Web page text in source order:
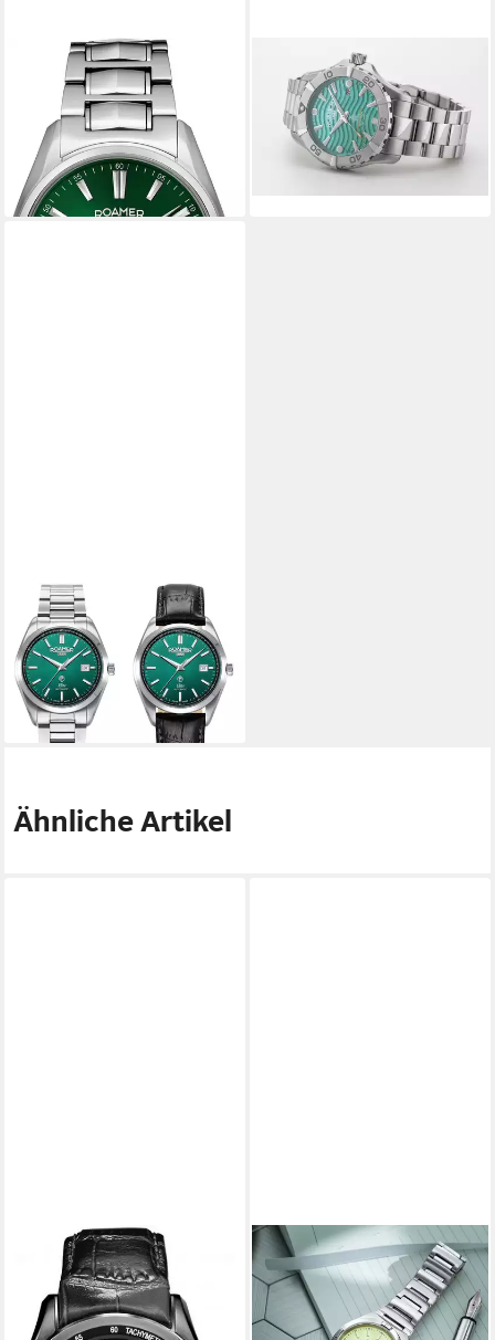
ROAMER
Schweizer Uhr Searock
Automatic
669,00 € UVP829,00 €
-19%
lieferbar - in 2-3 Werktagen bei dir
Schweizer Uhr Deep Sea
Automatic
779,00 €
lieferbar - in 3-4 Werktagen bei dir
ROAMER
Schweizer Uhr Elite, (Set, mit
Wechselband), Automatik
699,00 € UVP 769,00 €
-9%
lieferbar - in 3-4 Werktagen bei dir
Ähnliche Artikel
ROAMER
Schweizer Uhr Rockshell
Mark III Chrono
439,00 € UVP499,00 €
ROAMER
Schweizer Uhr Eos Classic
399,00 €
lieferbar - in 3-4 Werktagen bei dir